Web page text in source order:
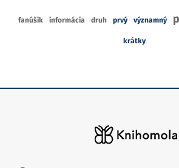
fanúšik informácia druh prvý významný
krátky